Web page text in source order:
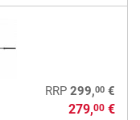
RRP 299,00€
279,00€